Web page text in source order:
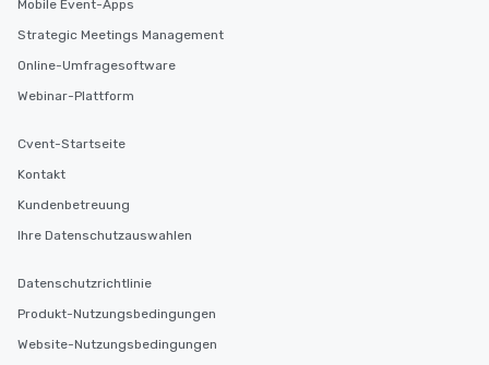
Mobile Event-Apps
Strategic Meetings Management
Online-Umfragesoftware
Webinar-Plattform
Cvent-Startseite
Kontakt
Kundenbetreuung
Ihre Datenschutzauswahlen
Datenschutzrichtlinie
Produkt-Nutzungsbedingungen
Website-Nutzungsbedingungen